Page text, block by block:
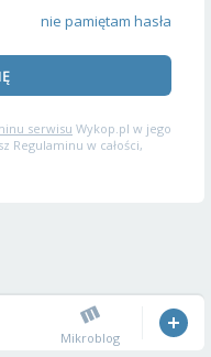
nie pamiętam hasła
serwisu Wykop.pl w jego
Regulaminu w całości,
Mikroblog